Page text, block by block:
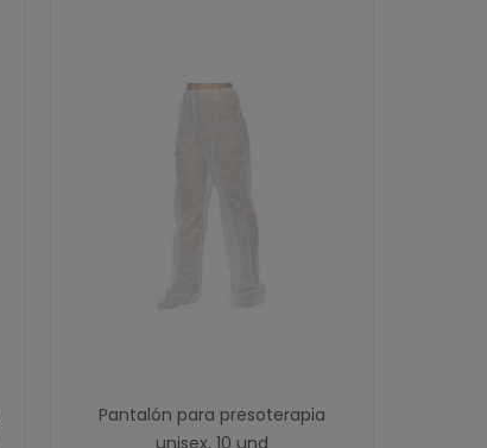
Pantalón para presoterapia
unisex, 10 und